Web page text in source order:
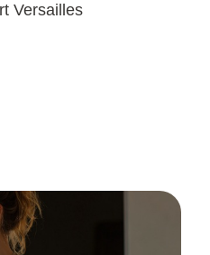
Versailles